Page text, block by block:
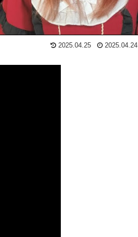
2025.04.25 2025.04.24